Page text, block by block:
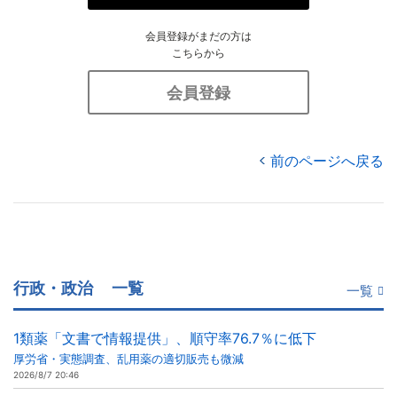
会員登録がまだの方は
こちらから
会員登録
前のページへ戻る
行政・政治 一覧 一覧
1類薬「文書で情報提供」、順守率76.7％に低下
厚労省・実態調査、乱用薬の適切販売も微減
2026/8/7 20:46